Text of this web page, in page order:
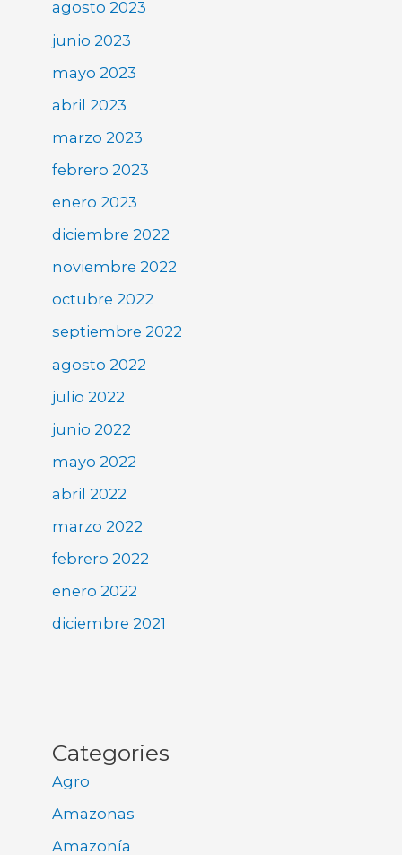
agosto 2023
junio 2023
mayo 2023
abril 2023
marzo 2023
febrero 2023
enero 2023
diciembre 2022
noviembre 2022
octubre 2022
septiembre 2022
agosto 2022
julio 2022
junio 2022
mayo 2022
abril 2022
marzo 2022
febrero 2022
enero 2022
diciembre 2021
Categories
Agro
Amazonas
Amazonía